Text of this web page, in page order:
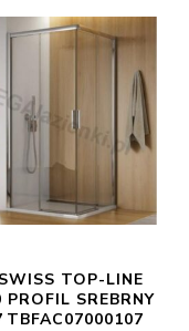
TOP-LINE
PROFIL SREBRNY
TBFAC07000107